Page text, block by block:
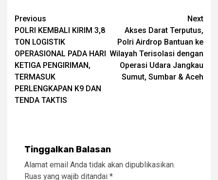
Post
navigation
Previous
POLRI KEMBALI KIRIM 3,8
TON LOGISTIK
OPERASIONAL PADA HARI
KETIGA PENGIRIMAN,
TERMASUK
PERLENGKAPAN K9 DAN
TENDA TAKTIS
Next
Akses Darat Terputus,
Polri Airdrop Bantuan ke
Wilayah Terisolasi dengan
Operasi Udara Jangkau
Sumut, Sumbar & Aceh
Tinggalkan Balasan
Alamat email Anda tidak akan dipublikasikan.
Ruas yang wajib ditandai *